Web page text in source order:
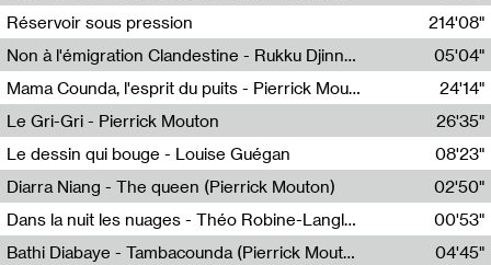
Pierrick Mouton,Simb Gaïdé
Réservoir sous pression
214'08"
Non à l'émigration Clandestine - Rukku Djinne Squad (Eden Tinto Collins)
Eden Tinto Collins,Rukku Djinne
05'04"
Mama Counda, l'esprit du puits - Pierrick Mouton
Pierrick Mouton
24'14"
Le Gri-Gri - Pierrick Mouton
Pierrick Mouton
26'35"
Le dessin qui bouge - Louise Guégan
Louise Guégan
08'23"
Diarra Niang - The queen (Pierrick Mouton)
Pierrick Mouton,Diarra Niang
02'50"
Dans la nuit les nuages - Théo Robine-Langlois
Théo Robine-Langlois,LD Beat
00'53"
Bathi Diabaye - Tambacounda (Pierrick Mouton)
04'45"